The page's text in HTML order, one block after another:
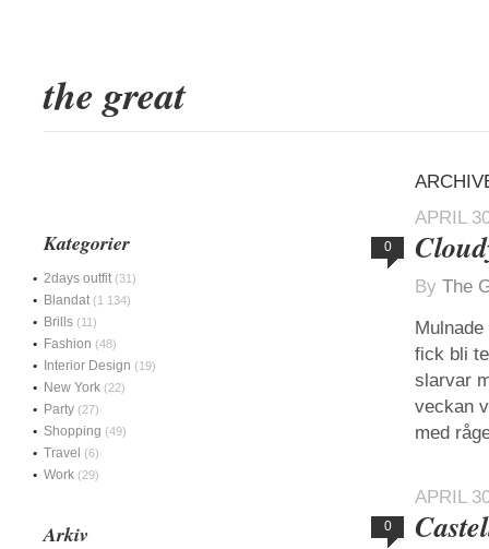
the great
APRIL
0
By The
fick bli
slarvar
veckan
med
APRIL
0
Kategorier
2days outfit (31)
Blandat (1 134)
Brills (11)
Fashion (48)
Interior Design (19)
New York (22)
Party (27)
Shopping (49)
Travel (6)
Work (29)
Arkiv